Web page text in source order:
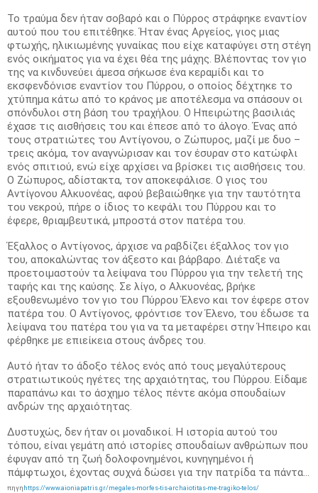
Το τραύμα δεν ήταν σοβαρό και ο Πύρρος στράφηκε εναντίον
αυτού που του επιτέθηκε. Ήταν ένας Αργείος, γιος μιας
φτωχής, ηλικιωμένης γυναίκας που είχε καταφύγει στη στέγη
ενός οικήματος για να έχει θέα της μάχης. Βλέποντας τον γιο
της να κινδυνεύει άμεσα σήκωσε ένα κεραμίδι και το
εκσφενδόνισε εναντίον του Πύρρου, ο οποίος δέχτηκε το
χτύπημα κάτω από το κράνος με αποτέλεσμα να σπάσουν οι
σπόνδυλοι στη βάση του τραχήλου. Ο Ηπειρώτης βασιλιάς
έχασε τις αισθήσεις του και έπεσε από το άλογο. Ένας από
τους στρατιώτες του Αντίγονου, ο Ζώπυρος, μαζί με δυο –
τρεις ακόμα, τον αναγνώρισαν και τον έσυραν στο κατώφλι
ενός σπιτιού, ενώ είχε αρχίσει να βρίσκει τις αισθήσεις του.
Ο Ζώπυρος, αδίστακτα, τον αποκεφάλισε. Ο γιος του
Αντίγονου Αλκυονέας, αφού βεβαιώθηκε για την ταυτότητα
του νεκρού, πήρε ο ίδιος το κεφάλι του Πύρρου και το
έφερε, θριαμβευτικά, μπροστά στον πατέρα του.
Έξαλλος ο Αντίγονος, άρχισε να ραβδίζει έξαλλος τον γιο
του, αποκαλώντας τον άξεστο και βάρβαρο. Διέταξε να
προετοιμαστούν τα λείψανα του Πύρρου για την τελετή της
ταφής και της καύσης. Σε λίγο, ο Αλκυονέας, βρήκε
εξουθενωμένο τον γιο του Πύρρου Έλενο και τον έφερε στον
πατέρα του. Ο Αντίγονος, φρόντισε τον Έλενο, του έδωσε τα
λείψανα του πατέρα του για να τα μεταφέρει στην Ήπειρο και
φέρθηκε με επιείκεια στους άνδρες του.
Αυτό ήταν το άδοξο τέλος ενός από τους μεγαλύτερους
στρατιωτικούς ηγέτες της αρχαιότητας, του Πύρρου. Είδαμε
παραπάνω και το άσχημο τέλος πέντε ακόμα σπουδαίων
ανδρών της αρχαιότητας.
Δυστυχώς, δεν ήταν οι μοναδικοί. Η ιστορία αυτού του
τόπου, είναι γεμάτη από ιστορίες σπουδαίων ανθρώπων που
έφυγαν από τη ζωή δολοφονημένοι, κυνηγημένοι ή
πάμφτωχοι, έχοντας συχνά δώσει για την πατρίδα τα πάντα…
πηγη https://www.aioniapatris.gr/megales-morfes-tis-archaiotitas-me-tragiko-telos/